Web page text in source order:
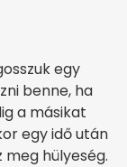
egy
benne, ha
a másikat
egy idő után
meg hülyeség.